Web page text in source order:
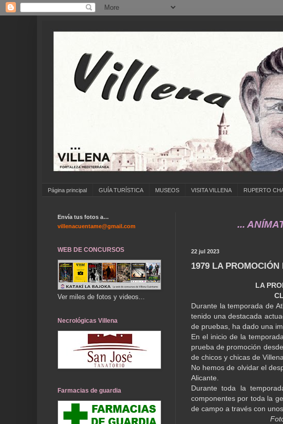
Página principal GUÍA TURÍSTICA MUSEOS VISITA VILLENA RUPERTO
... ANÍMATE A
22 jul 2023
1979 LA
LA
Durante la temporada de
tenido una destacada
de pruebas, ha dado una
En el inicio de la
prueba de promoción
de chicos y chicas de
No hemos de olvidar el
Alicante.
Durante toda la
componentes por toda la
de campo a través con
Envía tus fotos a…
villenacuentame@gmail.com
WEB DE CONCURSOS
Ver miles de fotos y videos...
Necrológicas Villena
Farmacias de guardia